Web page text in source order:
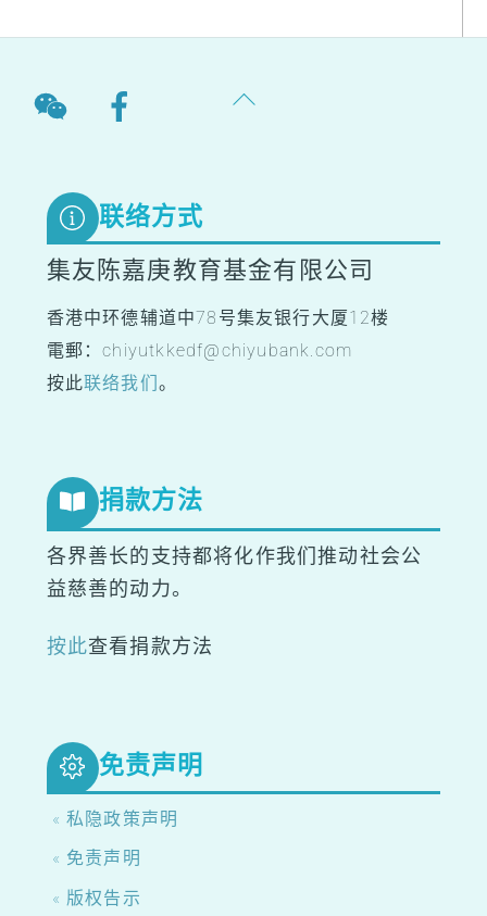
Back
联络方式
集友陈嘉庚教育基金有限公司
香港中环德辅道中78号集友银行大厦12楼
電郵：chiyutkkedf@chiyubank.com
按此联络我们 。
捐款方法
各界善长的支持都将化作我们推动社会公
益慈善的动力。
按此查看捐款方法
免责声明
« 私隐政策声明
« 免责声明
« 版权告示